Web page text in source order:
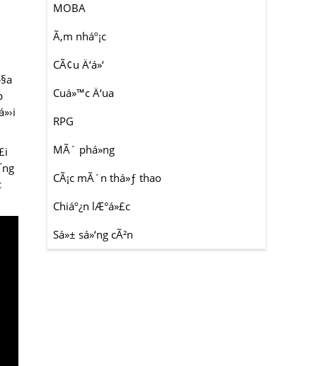
MOBA
Ã‚m nháº¡c
CÃ¢u Ä‘á»‘
Cuá»™c Ä‘ua
RPG
MÃ´ phá»ng
CÃ¡c mÃ´n thá»ƒ thao
Chiáº¿n lÆ°á»£c
Sá»± sá»‘ng cÃ²n